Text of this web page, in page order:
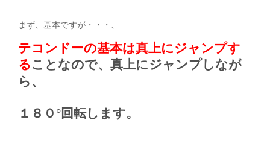
まず、基本ですが・・・、
テコンドーの基本は真上にジャンプす
る ことなので、真上にジャンプしなが
ら、
１８０°回転します。